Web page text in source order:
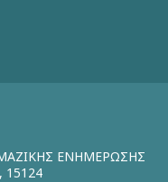
ΕΝΗΜΕΡΩΣΗΣ
15124